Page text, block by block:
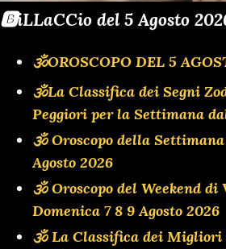
🅱️iLLaCCio del 5 Agosto
🕉OROSCOPO DEL 5
🕉La Classifica dei Segni
Peggiori per la Settimana
🕉 Oroscopo della Settimana
Agosto 2026
🕉 Oroscopo del Weekend di
Domenica 7 8 9 Agosto 2026
🕉 La Classifica dei Migliori